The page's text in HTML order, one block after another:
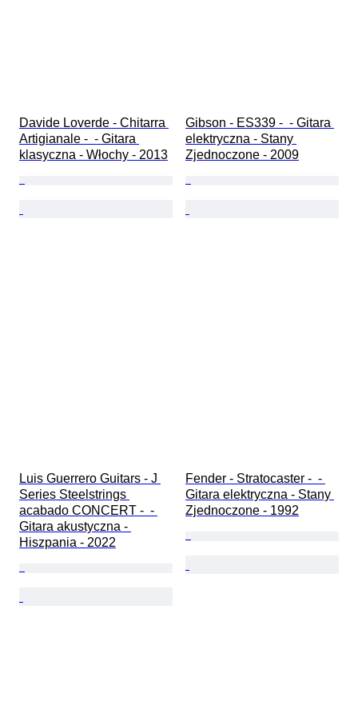
Davide Loverde - Chitarra
Artigianale -  - Gitara
klasyczna - Włochy - 2013
Gibson - ES339 -  - Gitara
elektryczna - Stany
Zjednoczone - 2009
Luis Guerrero Guitars - J
Series Steelstrings
acabado CONCERT -  -
Gitara akustyczna -
Hiszpania - 2022
Fender - Stratocaster -  -
Gitara elektryczna - Stany
Zjednoczone - 1992